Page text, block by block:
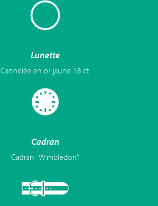
Lunette
Cannelée en or jaune 18 ct.
Cadran
Cadran "Wimbledon"